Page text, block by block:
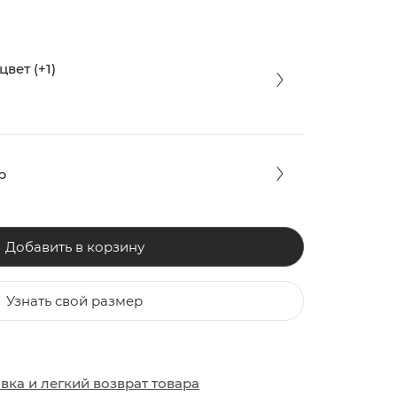
ОБУВЬ
ОБУВЬ
(+1)
Добавить в корзину
Узнать свой размер
илегкий возврат товара